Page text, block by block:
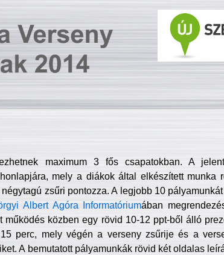
maximum 3 fős csapatokban. A
mely a diákok által elkészített munka
zsűri pontozza. A legjobb 10
Albert Agóra Informatóriumában
működés közben egy rövid 10-12 ppt-ből álló
perc, mely végén a verseny zsűrije és a
A bemutatott pályamunkák rövid két oldalas